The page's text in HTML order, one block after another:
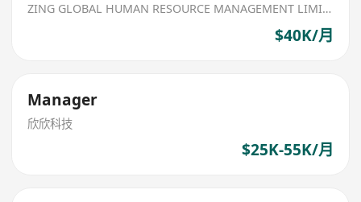
ZING GLOBAL HUMAN RESOURCE MANAGEMENT LIMITED
$40K/月
Manager
欣欣科技
$25K-55K/月